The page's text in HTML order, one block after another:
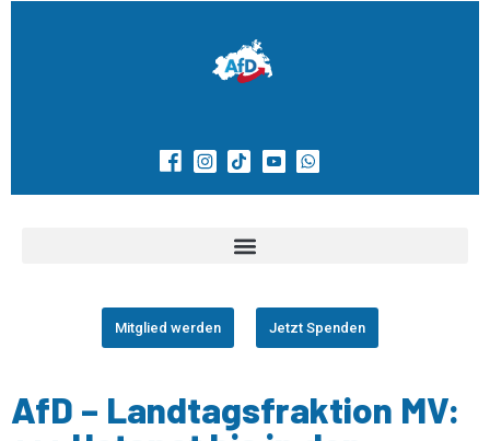
Mitglied werden Jetzt Spenden
AfD – Landtagsfraktion MV: